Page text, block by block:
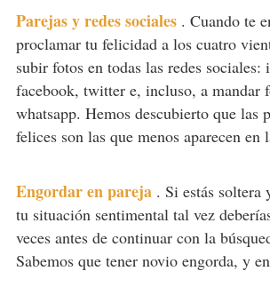
Parejas y redes sociales . Cuando te
proclamar tu felicidad a los cuatro
subir fotos en todas las redes sociales:
facebook, twitter e, incluso, a mandar
whatsapp. Hemos descubierto que las
felices son las que menos aparecen en
Engordar en pareja . Si estás soltera
tu situación sentimental tal vez
veces antes de continuar con la
Sabemos que tener novio engorda, y